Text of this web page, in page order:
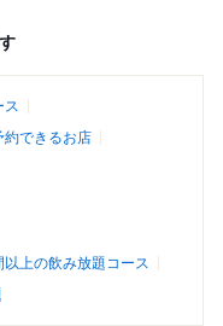
ス
約できるお店
以上の飲み放題コース